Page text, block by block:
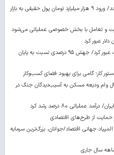
رکورد تاریخی بورس در کانال ۵.۵ میلیون واحد/ ورود ۹ هزار میلیارد تومان پول حقیقی به بازار
و تعامل با بخش خصوصی عملیاتی می‌شود
درآمدهای عملیاتی بانک ملت از ۱۶۰ همت عبور کرد/ جهش ۹۵ درصدی نسبت به پایان
کار؛ گامی برای بهبود فضای کسب‌وکار
بیش از ۲۲۰۰ میلیارد ریال وام ودیعه مسکن به آسیب‌دیدگان جنگ در
۸۰ درصد رشد کرد
حمایت از طرح‌های اقتصادی
جهانی اقتصاد/جوانان، بزرگ‌ترین سرمایه